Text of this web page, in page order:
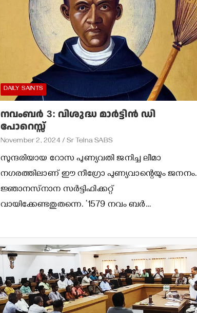
DAILY SAINTS
നവംബര്‍ 3: വിശുദ്ധ മാര്‍ട്ടിന്‍ ഡി
പോറെസ്സ്
November 2, 2024 Sr Telna SABS
സുന്ദരിയായ റോസ പുണ്യവതി ജനിച്ച ലീമാ
നഗരത്തിലാണ് ഈ നീഗ്രോ പുണ്യവാന്റെയും ജനനം.
ജ്ഞാനസ്‌നാന സര്‍ട്ടിഫിക്കറ്റ്
വായിക്കേണ്ടതുതന്നെ. ‘1579 നവം ബര്‍…